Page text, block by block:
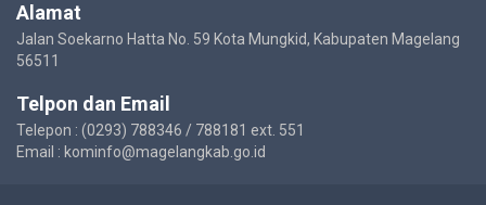
Alamat
Jalan Soekarno Hatta No. 59 Kota Mungkid, Kabupaten Magelang
56511
Telpon dan Email
Telepon : (0293) 788346 / 788181 ext. 551
Email : kominfo@magelangkab.go.id